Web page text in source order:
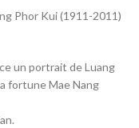
Phor Kui (1911-2011)
un portrait de Luang
fortune Mae Nang